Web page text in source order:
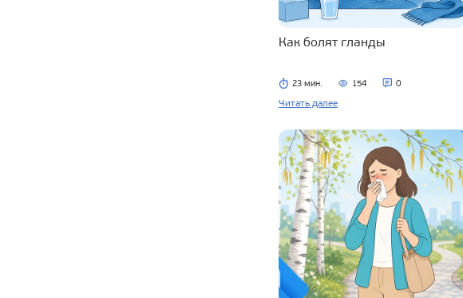
Как болят гланды
23 мин. 154 0
Читать далее